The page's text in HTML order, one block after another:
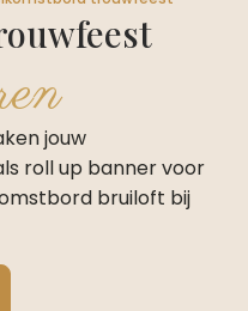
jouw
roll up banner voor
bruiloft bij